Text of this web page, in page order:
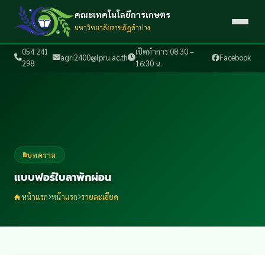
054 241
298
agri2400@lpru.ac.th
เปิดทำการ 08:30 –
16:30 น.
Facebook
คณะเทคโนโลยีการเกษตร
มหาวิทยาลัยราชภัฏลำปาง
บทความ
แบบฟอร์ใบลาพักผ่อน
หน้าแรก หน้าแรก รายละเอียด